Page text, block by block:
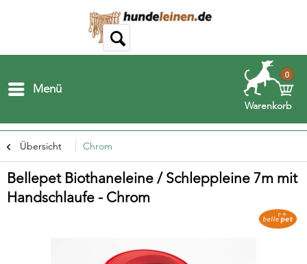
Menü
Warenkorb
0
Übersicht Chrom
Bellepet Biothaneleine / Schleppleine 7m mit
Handschlaufe - Chrom